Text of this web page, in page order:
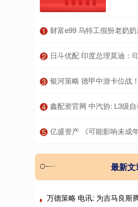
1 财富e99 乌特工假扮老奶奶放置
2 日斗优配 印度总理莫迪：印度与欧盟已敲
3 银河策略 德甲中游卡位战！圣保利主
4 鑫配资官网 中汽协: L3级自动驾驶产品获
5 亿盛资产 《可能影响未成年人身心健康的网络信
最新文